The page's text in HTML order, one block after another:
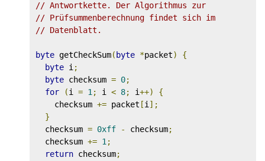
// Antwortkette. Der Algorithmus zur
// Prüfsummenberechnung findet sich im
// Datenblatt.
byte getCheckSum( byte *packet)
{
byte i;
byte checksum = 0;
for
(i = 1; i < 8; i++)
{
checksum += packet [i];
}
checksum = 0xff - checksum;
checksum += 1;
return checksum;